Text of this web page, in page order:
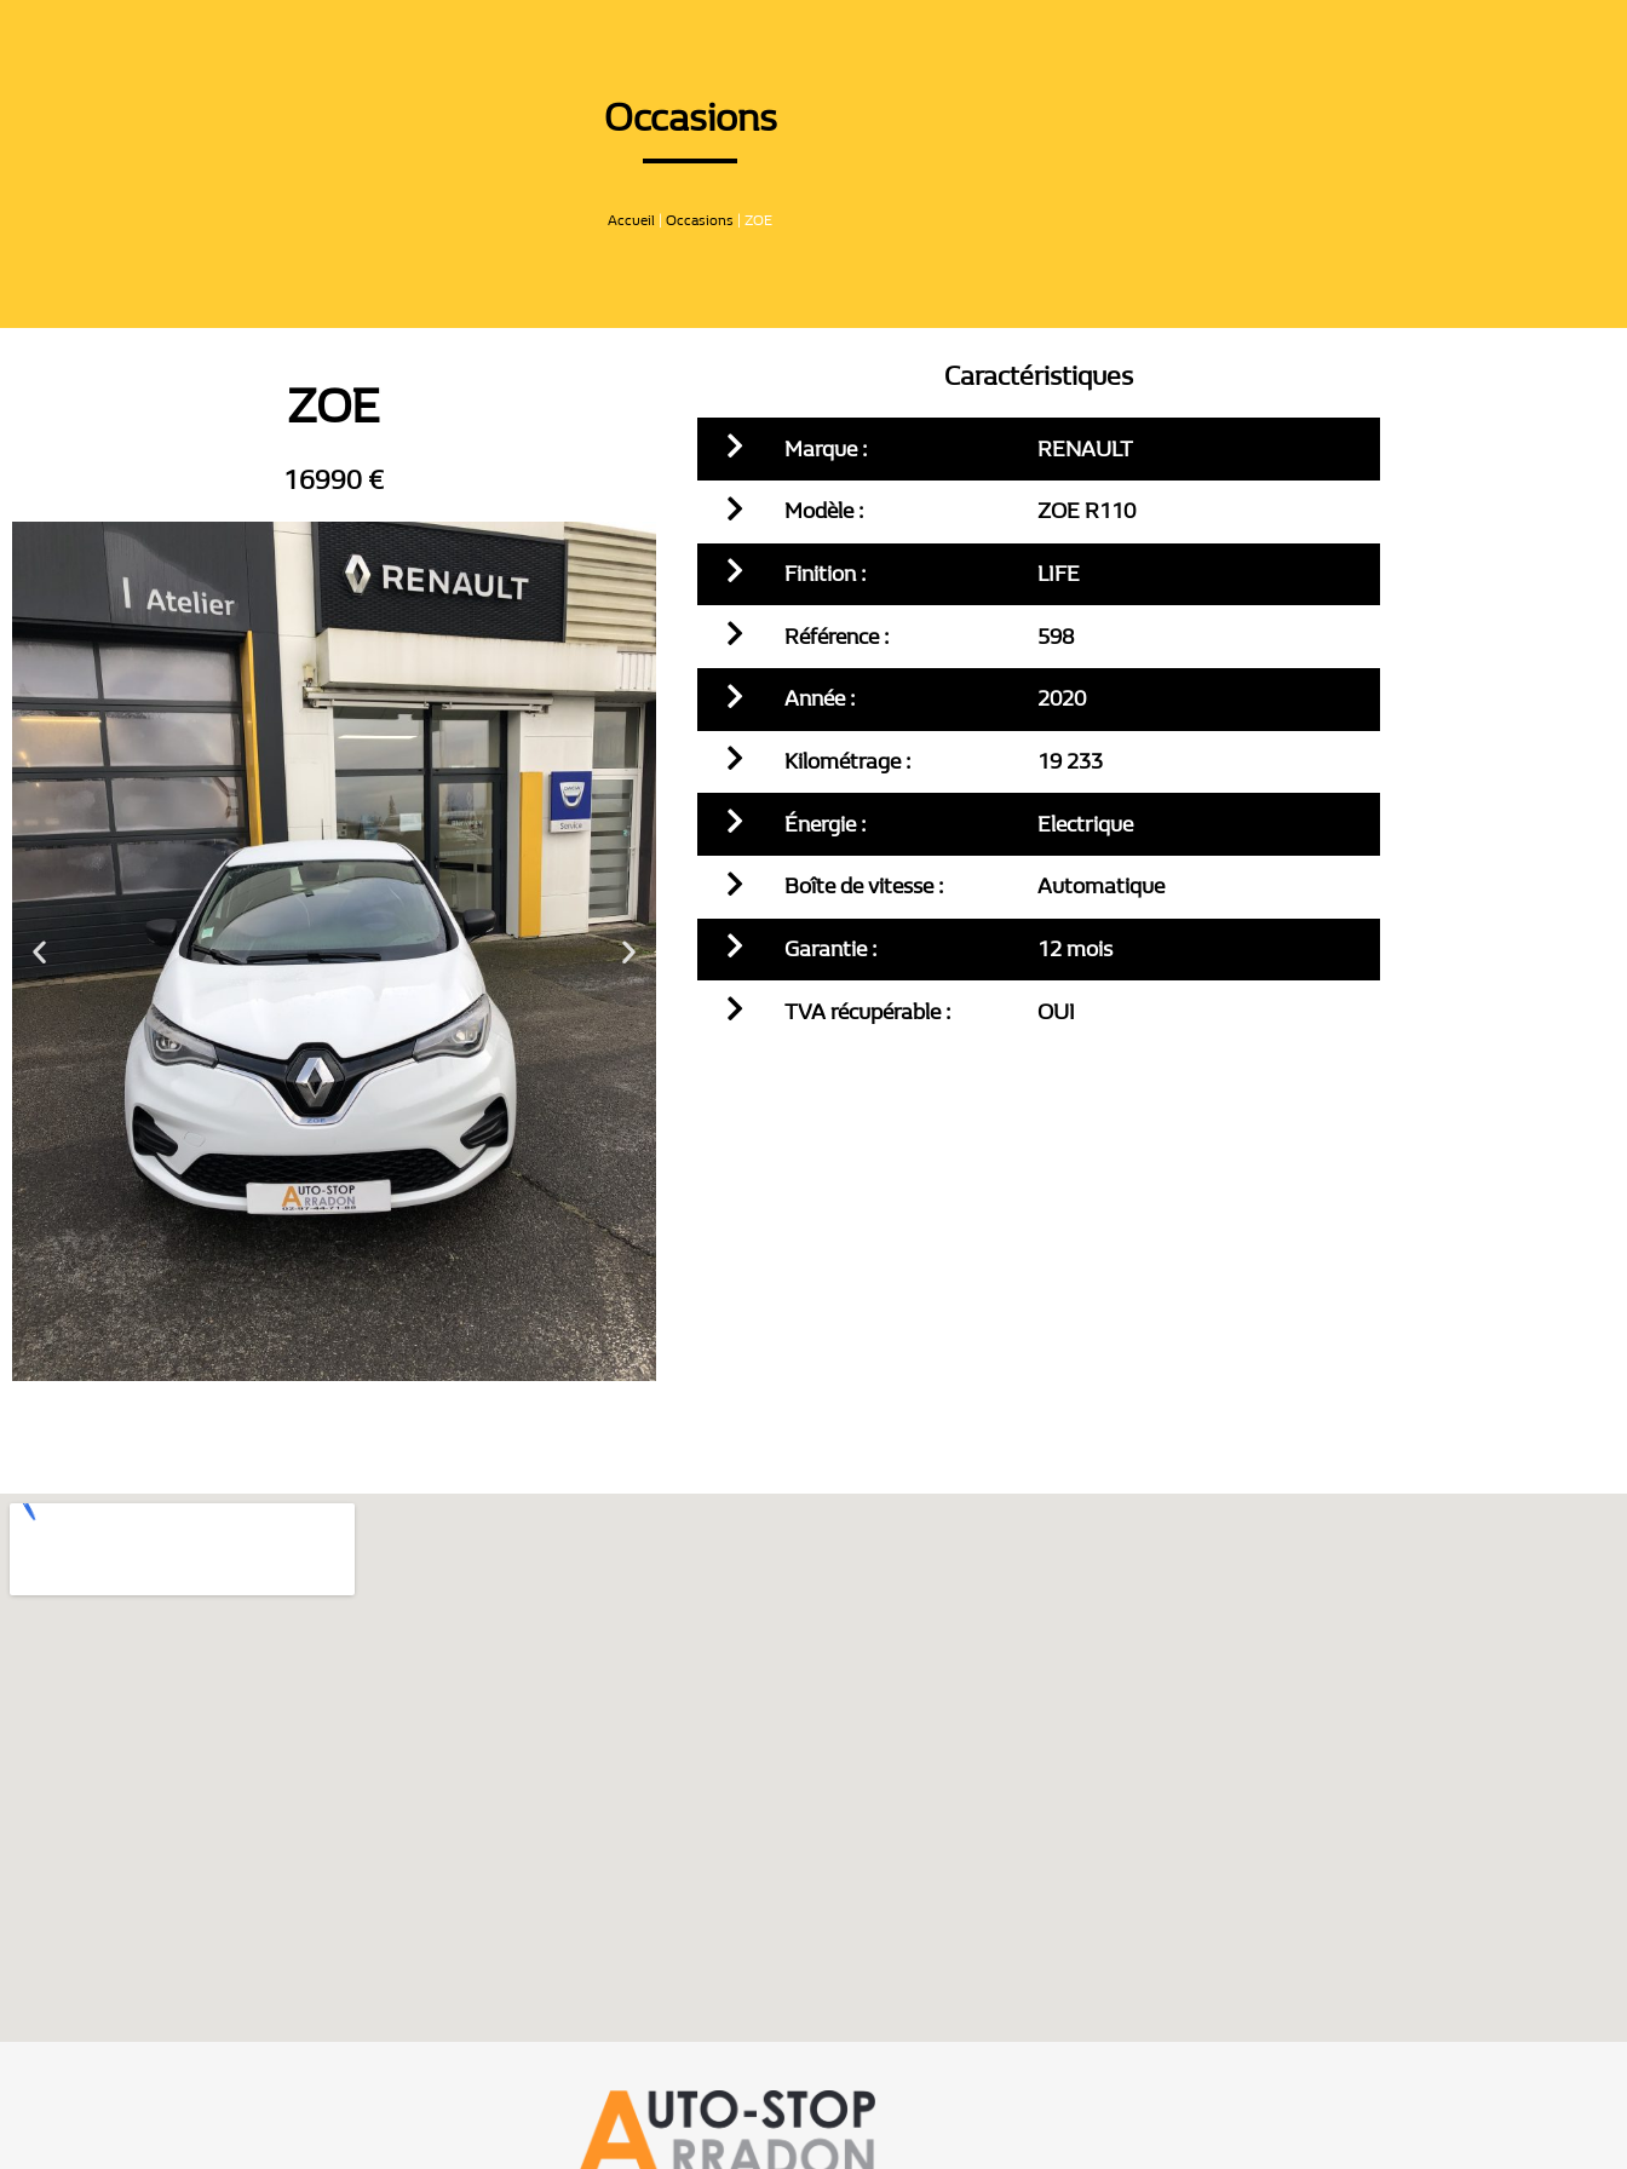
Occasions
Accueil Occasions ZOE
ZOE
16990 €
Caractéristiques
Marque : RENAULT
Modèle : ZOE R110
Finition : LIFE
Référence : 598
Année : 2020
Kilométrage : 19 233
Énergie : Electrique
Boîte de vitesse : Automatique
Garantie : 12 mois
TVA récupérable : OUI